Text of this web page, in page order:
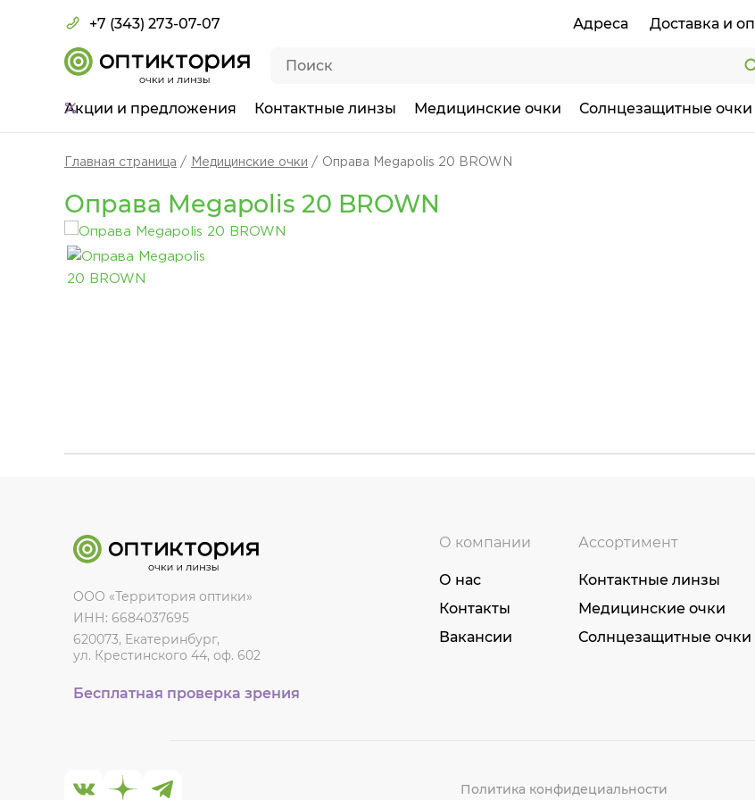
+7 (343) 273-07-07 Адреса Доставка и
Акции и предложения Контактные линзы Медицинские очки Солнцезащитные очки
Главная страница Медицинские очки Оправа Megapolis 20 BROWN
Оправа Megapolis 20 BROWN
ООО «Территория оптики»
ИНН: 6684037695
620073, Екатеринбург,
ул. Крестинского 44, оф. 602
Бесплатная проверка зрения
О компании
О нас
Контакты
Вакансии
Ассортимент
Контактные линзы
Медицинские очки
Солнцезащитные очки
Политика конфидециальности